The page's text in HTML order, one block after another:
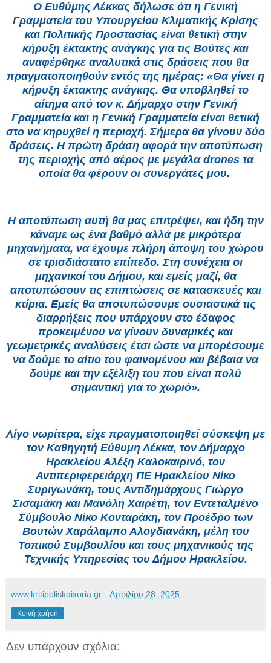
Ο Ευθύμης Λέκκας δήλωσε ότι η Γενική
Γραμματεία του Υπουργείου Κλιματικής Κρίσης
και Πολιτικής Προστασίας είναι θετική στην
κήρυξη έκτακτης ανάγκης για τις Βούτες και
αναφέρθηκε αναλυτικά στις δράσεις που θα
πραγματοποιηθούν εντός της ημέρας: «Θα γίνει η
κήρυξη έκτακτης ανάγκης. Θα υποβληθεί το
αίτημα από τον κ. Δήμαρχο στην Γενική
Γραμματεία και η Γενική Γραμματεία είναι θετική
στο να κηρυχθεί η περιοχή. Σήμερα θα γίνουν δύο
δράσεις. Η πρώτη δράση αφορά την αποτύπωση
της περιοχής από αέρος με μεγάλα drones τα
οποία θα φέρουν οι συνεργάτες μου.
Η αποτύπωση αυτή θα μας επιτρέψει, και ήδη την
κάναμε ως ένα βαθμό αλλά με μικρότερα
μηχανήματα, να έχουμε πλήρη άποψη του χώρου
σε τρισδιάστατο επίπεδο. Στη συνέχεια οι
μηχανικοί του Δήμου, και εμείς μαζί, θα
αποτυπώσουν τις επιπτώσεις σε κατασκευές και
κτίρια. Εμείς θα αποτυπώσουμε ουσιαστικά τις
διαρρήξεις που υπάρχουν στο έδαφος
προκειμένου να γίνουν δυναμικές και
γεωμετρικές αναλύσεις έτσι ώστε να μπορέσουμε
να δούμε το αίτιο του φαινομένου και βέβαια να
δούμε και την εξέλιξη του που είναι πολύ
σημαντική για το χωριό».
Λίγο νωρίτερα, είχε πραγματοποιηθεί σύσκεψη με
τον Καθηγητή Εύθυμη Λέκκα, τον Δήμαρχο
Ηρακλείου Αλέξη Καλοκαιρινό, τον
Αντιπεριφερειάρχη ΠΕ Ηρακλείου Νίκο
Συριγωνάκη, τους Αντιδημάρχους Γιώργο
Σισαμάκη και Μανόλη Χαιρέτη, τον Εντεταλμένο
Σύμβουλο Νίκο Κονταράκη, τον Προέδρο των
Βουτών Χαράλαμπο Αλογδιανάκη, μέλη του
Τοπικού Συμβουλίου και τους μηχανικούς της
Τεχνικής Υπηρεσίας του Δήμου Ηρακλείου.
www.kritipoliskaixoria.gr - Απριλίου 28, 2025
Κοινή χρήση
Δεν υπάρχουν σχόλια: